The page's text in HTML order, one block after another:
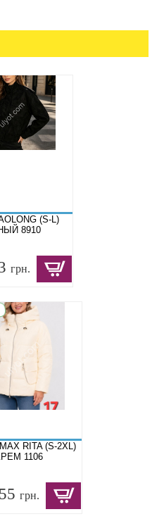
(S-L)
8910
грн.
RITA (S-2XL)
1106
грн.